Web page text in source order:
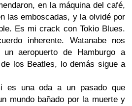
en la máquina del café,
las emboscadas, y la olvidé por
Es mi crack con Tokio Blues.
inherente. Watanabe nos
aeropuerto de Hamburgo a
los Beatles, lo demás sigue a
es una oda a un pasado que
mundo bañado por la muerte y